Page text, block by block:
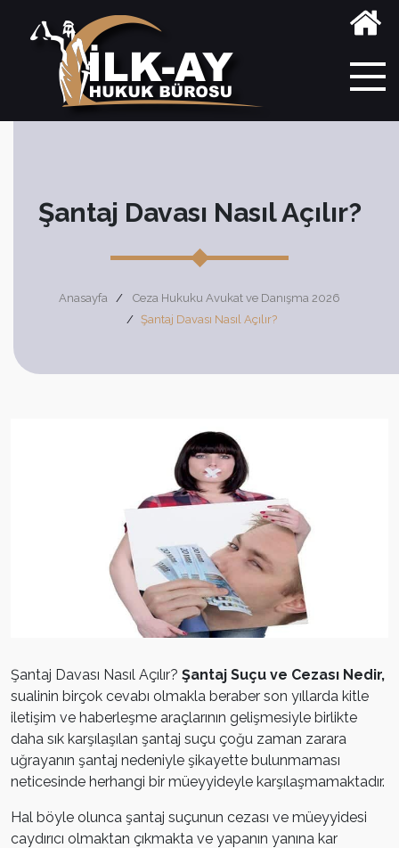
Şantaj Davası Nasıl Açılır?
Anasayfa
Ceza Hukuku Avukat ve Danışma 2026
Şantaj Davası Nasıl Açılır?
Şantaj Davası Nasıl Açılır? Şantaj Suçu ve Cezası Nedir,
sualinin birçok cevabı olmakla beraber son yıllarda kitle
iletişim ve haberleşme araçlarının gelişmesiyle birlikte
daha sık karşılaşılan şantaj suçu çoğu zaman zarara
uğrayanın şantaj nedeniyle şikayette bulunmaması
neticesinde herhangi bir müeyyideyle karşılaşmamaktadır.
Hal böyle olunca şantaj suçunun cezası ve müeyyidesi
caydırıcı olmaktan çıkmakta ve yapanın yanına kar